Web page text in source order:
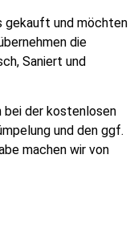
gekauft und möchten
die
Saniert und
bei der kostenlosen
und den ggf.
machen wir von